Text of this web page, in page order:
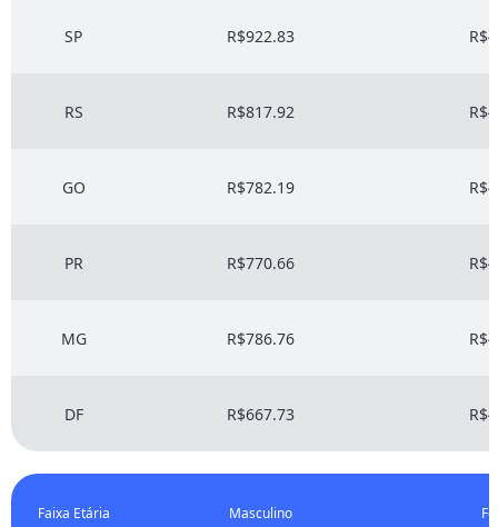
SP R$922.83
RS R$817.92
GO R$782.19
PR R$770.66
MG R$786.76
DF R$667.73
Faixa Etária Masculino